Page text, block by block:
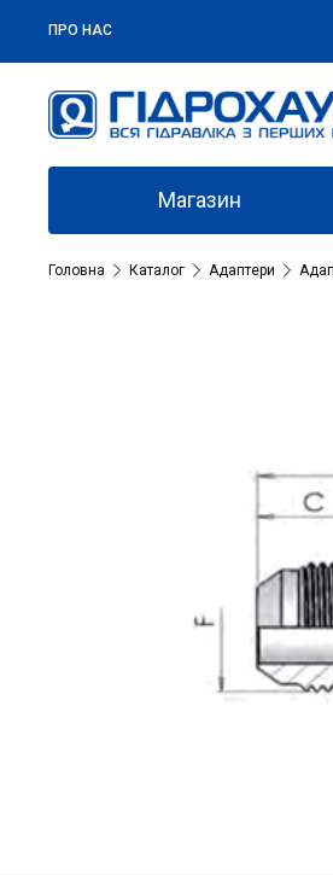
ПРО НАС
Магазин
Головна Каталог Адаптери